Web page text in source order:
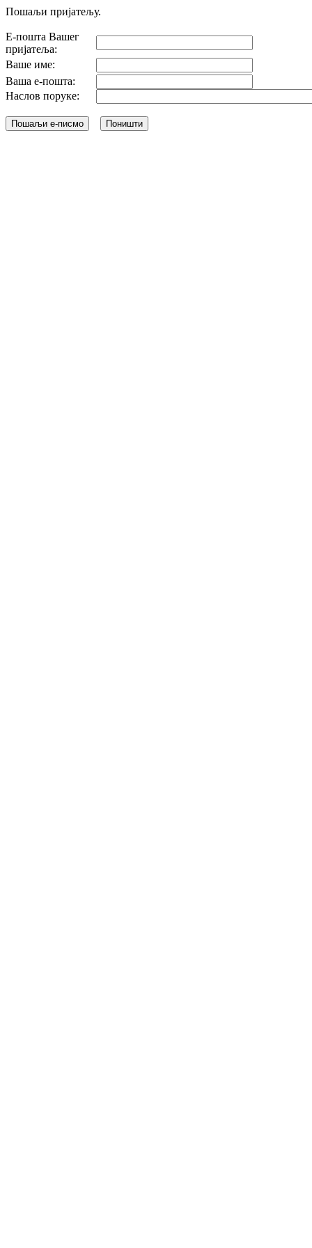
Пошаљи пријатељу.
Е-пошта Вашег
пријатеља:
Ваше име:
Ваша е-пошта:
Наслов поруке: